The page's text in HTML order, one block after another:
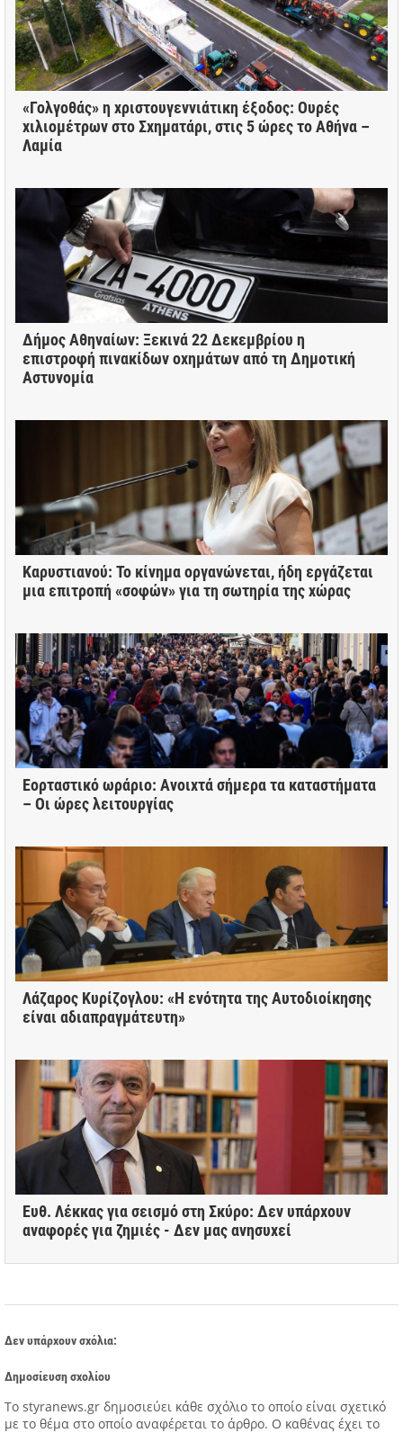
«Γολγοθάς» η χριστουγεννιάτικη έξοδος: Ουρές
χιλιομέτρων στο Σχηματάρι, στις 5 ώρες το Αθήνα –
Λαμία
Δήμος Αθηναίων: Ξεκινά 22 Δεκεμβρίου η
επιστροφή πινακίδων οχημάτων από τη Δημοτική
Αστυνομία
Καρυστιανού: Το κίνημα οργανώνεται, ήδη εργάζεται
μια επιτροπή «σοφών» για τη σωτηρία της χώρας
Εορταστικό ωράριο: Ανοιχτά σήμερα τα καταστήματα
– Οι ώρες λειτουργίας
Λάζαρος Κυρίζογλου: «Η ενότητα της Αυτοδιοίκησης
είναι αδιαπραγμάτευτη»
Ευθ. Λέκκας για σεισμό στη Σκύρο: Δεν υπάρχουν
αναφορές για ζημιές - Δεν μας ανησυχεί
Δεν υπάρχουν σχόλια:
Δημοσίευση σχολίου
Tο styranews.gr δημοσιεύει κάθε σχόλιο το οποίο είναι σχετικό
με το θέμα στο οποίο αναφέρεται το άρθρο. Ο καθένας έχει το